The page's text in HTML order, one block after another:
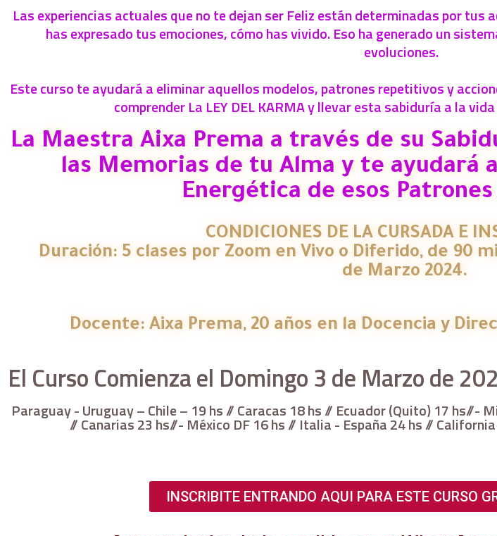
Las experiencias actuales que no te dejan ser Feliz están determinadas por tus
has expresado tus emociones, cómo has vivido. Eso ha generado un
evoluciones.
Este curso te ayudará a eliminar aquellos modelos, patrones repetitivos y
comprender La LEY DEL KARMA y llevar esta sabiduría a la
La Maestra Aixa Prema a través de su
las Memorias de tu Alma y te ayudará
Energética de esos
CONDICIONES DE LA CURSADA E
Duración: 5 clases por Zoom en Vivo o Diferido, de 90
de Marzo 2024.
Docente: Aixa Prema, 20 años en la Docencia y
El Curso Comienza el Domingo 3 de Marzo de
Paraguay - Uruguay – Chile – 19 hs // Caracas 18 hs // Ecuador (Quito) 17 hs//-
// Canarias 23 hs//- México DF 16 hs // Italia - España 24 hs //
INSCRIBITE ENTRANDO AQUI PARA ESTE CURSO